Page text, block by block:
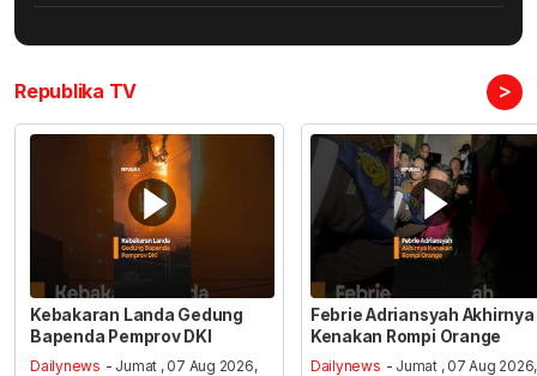
Republika TV >
Kebakaran Landa Gedung
Bapenda Pemprov DKI
Dailynews - Jumat , 07 Aug 2026,
Febrie Adriansyah Akhirnya
Kenakan Rompi Orange
Dailynews - Jumat , 07 Aug 2026,